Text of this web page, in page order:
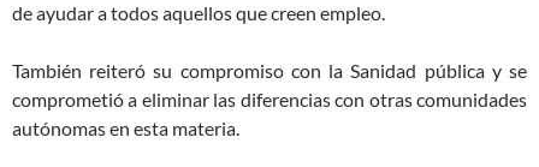
de ayudar a todos aquellos que creen empleo.
También reiteró su compromiso con la Sanidad pública y se
comprometió a eliminar las diferencias con otras comunidades
autónomas en esta materia.